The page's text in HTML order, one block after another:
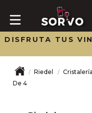
DISFRUTA TUS
Riedel Cristalería
De 4